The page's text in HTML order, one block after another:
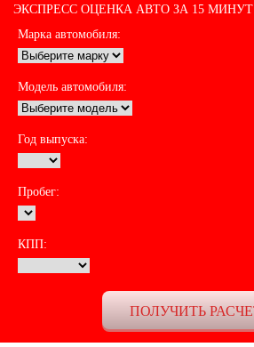
ЭКСПРЕСС ОЦЕНКА АВТО ЗА 15 МИНУТ
Марка автомобиля:
Модель автомобиля:
Год выпуска:
Пробег:
КПП: